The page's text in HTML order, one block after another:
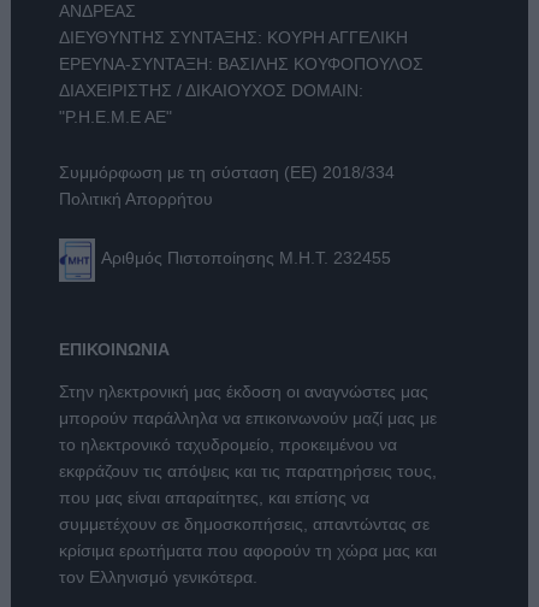
ΑΝΔΡΕΑΣ
ΔΙΕΥΘΥΝΤΗΣ ΣΥΝΤΑΞΗΣ: ΚΟΥΡΗ ΑΓΓΕΛΙΚΗ
ΕΡΕΥΝΑ-ΣΥΝΤΑΞΗ: ΒΑΣΙΛΗΣ ΚΟΥΦΟΠΟΥΛΟΣ
ΔΙΑΧΕΙΡΙΣΤΗΣ / ΔΙΚΑΙΟΥΧΟΣ DOMAIN:
"Ρ.Η.Ε.Μ.Ε ΑΕ"
Συμμόρφωση με τη σύσταση (ΕΕ) 2018/334
Πολιτική Απορρήτου
Αριθμός Πιστοποίησης Μ.Η.Τ. 232455
ΕΠΙΚΟΙΝΩΝΙΑ
Στην ηλεκτρονική μας έκδοση οι αναγνώστες μας
μπορούν παράλληλα να επικοινωνούν μαζί μας με
το ηλεκτρονικό ταχυδρομείο, προκειμένου να
εκφράζουν τις απόψεις και τις παρατηρήσεις τους,
που μας είναι απαραίτητες, και επίσης να
συμμετέχουν σε δημοσκοπήσεις, απαντώντας σε
κρίσιμα ερωτήματα που αφορούν τη χώρα μας και
τον Ελληνισμό γενικότερα.